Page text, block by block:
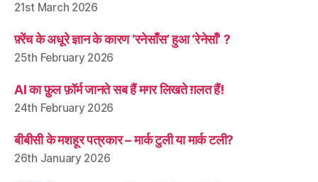
21st March 2026
फ़्रेंच के अधूरे ज्ञान के कारण ‘रनेसाँस’ हुआ ‘रेनेसाँ’ ?
25th February 2026
AI का फ़ुल फ़ॉर्म जानते सब हैं मगर लिखते ग़लत हैं!
24th February 2026
बीबीसी के मशहूर पत्रकार – मार्क टुली या मार्क टली?
26th January 2026